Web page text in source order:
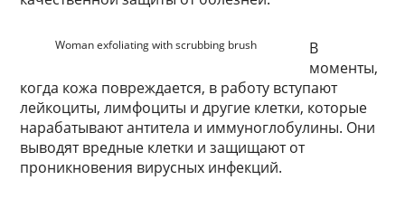
Woman exfoliating with scrubbing brush
В
моменты,
когда кожа повреждается, в работу вступают
лейкоциты, лимфоциты и другие клетки, которые
нарабатывают антитела и иммуноглобулины. Они
выводят вредные клетки и защищают от
проникновения вирусных инфекций.